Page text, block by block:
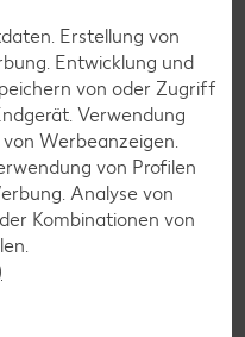
automatisch auf
Ob süß oder herzhaft –
zauberst du dir Gerichte,
richtig lecker sind.
Erstellung von
Entwicklung und
von oder Zugriff
Verwendung
Werbeanzeigen.
von Profilen
Analyse von
Kombinationen von